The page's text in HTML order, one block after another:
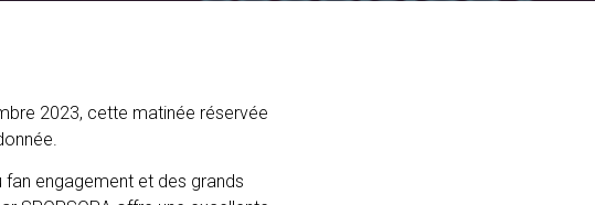
2023, cette matinée réservée
fan engagement et des grands